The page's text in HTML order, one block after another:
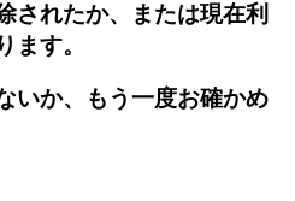
されたか、または現在利
ます。
いか、もう一度お確かめ